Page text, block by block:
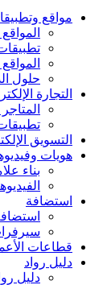
مواقع
حلول
التجارة
التسويق
هويات
بناء
استضافة
قطاعات
دليل رواد
دليل